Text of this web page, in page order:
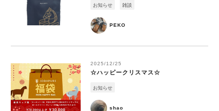
PEKO
お知らせ 雑談
2025/12/25
☆ハッピークリスマス☆
shao
お知らせ